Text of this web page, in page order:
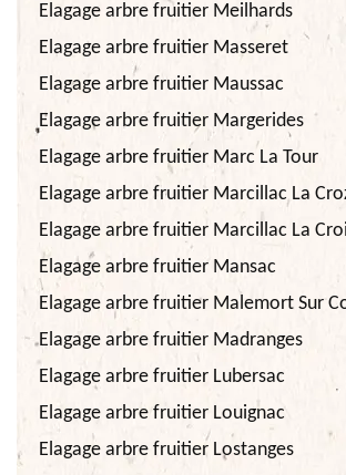
Elagage arbre fruitier Meilhards
Elagage arbre fruitier Masseret
Elagage arbre fruitier Maussac
Elagage arbre fruitier Margerides
Elagage arbre fruitier Marc La Tour
Elagage arbre fruitier Marcillac La
Elagage arbre fruitier Marcillac La
Elagage arbre fruitier Mansac
Elagage arbre fruitier Malemort Sur
Elagage arbre fruitier Madranges
Elagage arbre fruitier Lubersac
Elagage arbre fruitier Louignac
Elagage arbre fruitier Lostanges